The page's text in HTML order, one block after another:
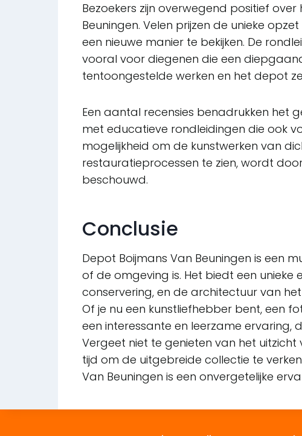
Bezoekers zijn overwegend positief
Beuningen. Velen prijzen de unieke
een nieuwe manier te bekijken. De
vooral voor diegenen die een
tentoongestelde werken en het depot
Een aantal recensies benadrukken het
met educatieve rondleidingen die ook
mogelijkheid om de kunstwerken van
restauratieprocessen te zien, wordt
beschouwd.
Conclusie
Depot Boijmans Van Beuningen is een
of de omgeving is. Het biedt een unieke
conservering, en de architectuur van
Of je nu een kunstliefhebber bent, een
een interessante en leerzame ervaring,
Vergeet niet te genieten van het
tijd om de uitgebreide collectie te
Van Beuningen is een onvergetelijke